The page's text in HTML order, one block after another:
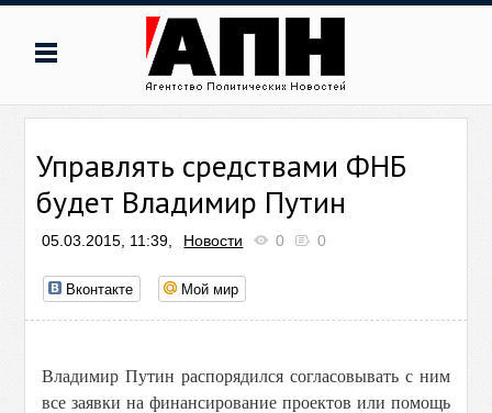
Управлять средствами ФНБ
будет Владимир Путин
05.03.2015, 11:39, Новости 0 0
Вконтакте Мой мир
Владимир Путин распорядился согласовывать с ним
все заявки на финансирование проектов или помощь